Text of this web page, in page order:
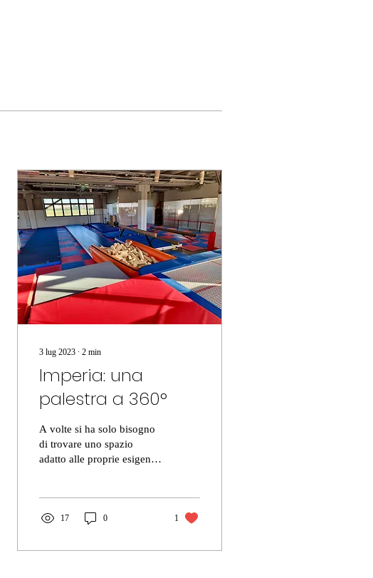
3 lug 2023 ∙ 2 min
Imperia: una
palestra a 360°
A volte si ha solo bisogno
di trovare uno spazio
adatto alle proprie esigenze
17 0 1